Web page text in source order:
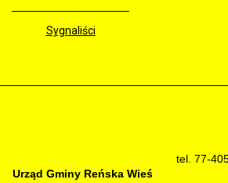
Sygnaliści
Urząd Gminy Reńska Wieś
tel. 77-